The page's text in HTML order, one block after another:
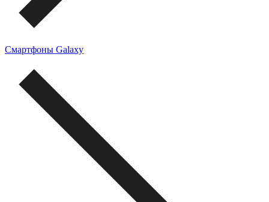
Смартфоны Galaxy